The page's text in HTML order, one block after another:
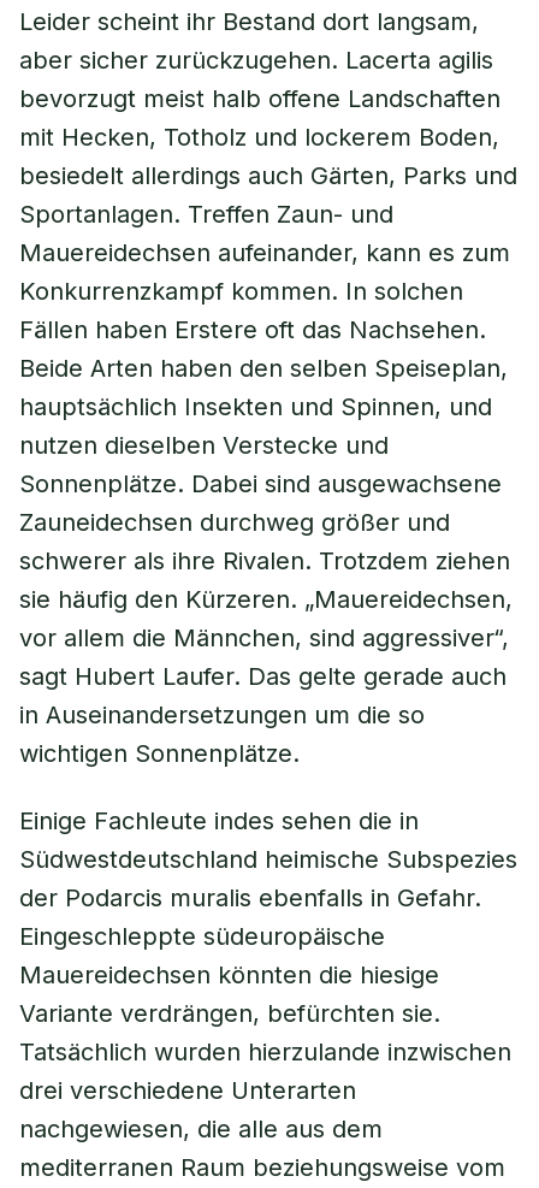
Leider scheint ihr Bestand dort langsam,
aber sicher zurückzugehen. Lacerta agilis
bevorzugt meist halb offene Landschaften
mit Hecken, Totholz und lockerem Boden,
besiedelt allerdings auch Gärten, Parks und
Sportanlagen. Treffen Zaun- und
Mauereidechsen aufeinander, kann es zum
Konkurrenzkampf kommen. In solchen
Fällen haben Erstere oft das Nachsehen.
Beide Arten haben den selben Speiseplan,
hauptsächlich Insekten und Spinnen, und
nutzen dieselben Verstecke und
Sonnenplätze. Dabei sind ausgewachsene
Zauneidechsen durchweg größer und
schwerer als ihre Rivalen. Trotzdem ziehen
sie häufig den Kürzeren. „Mauereidechsen,
vor allem die Männchen, sind aggressiver“,
sagt Hubert Laufer. Das gelte gerade auch
in Auseinandersetzungen um die so
wichtigen Sonnenplätze.
Einige Fachleute indes sehen die in
Südwestdeutschland heimische Subspezies
der Podarcis muralis ebenfalls in Gefahr.
Eingeschleppte südeuropäische
Mauereidechsen könnten die hiesige
Variante verdrängen, befürchten sie.
Tatsächlich wurden hierzulande inzwischen
drei verschiedene Unterarten
nachgewiesen, die alle aus dem
mediterranen Raum beziehungsweise vom